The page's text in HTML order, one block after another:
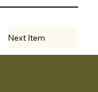
Next Item